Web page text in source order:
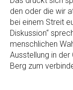
den oder die wir
bei einem Streit
Diskussion“
menschlichen
Ausstellung in der
Berg zum